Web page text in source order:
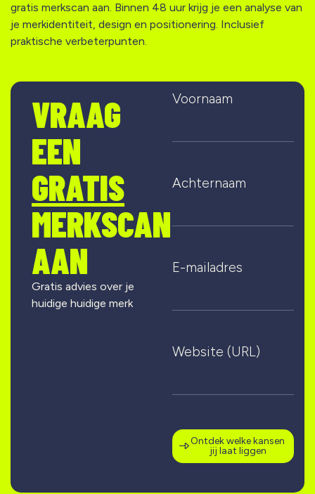
gratis merkscan aan. Binnen 48 uur krijg je een analyse van
je merkidentiteit, design en positionering. Inclusief
praktische verbeterpunten.
VRAAG
EEN
GRATIS
MERKSCAN
AAN
Gratis advies over je
huidige huidige merk
Voornaam
Achternaam
E-mailadres
Website (URL)
Ontdek welke kansen
jij laat liggen